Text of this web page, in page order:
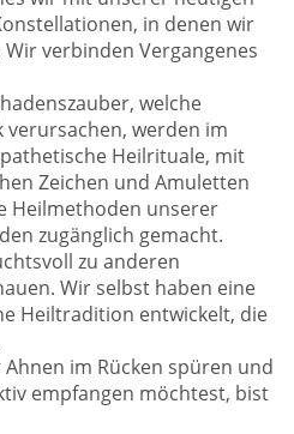
in denen wir
verbinden Vergangenes
welche
werden im
Heilrituale, mit
Zeichen und Amuletten
Heilmethoden unserer
zugänglich gemacht.
zu anderen
Wir selbst haben eine
Heiltradition entwickelt, die
im Rücken spüren und
empfangen möchtest, bist